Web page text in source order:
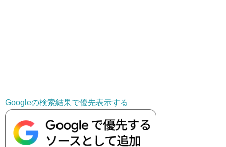
Googleの検索結果で優先表示する